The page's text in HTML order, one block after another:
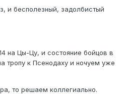
и бесполезный, задолбистый
на Цы-Цу, и состояние бойцов в
тропу к Псенодаху и ночуем уже
то решаем коллегиально.